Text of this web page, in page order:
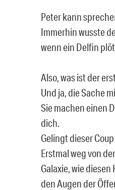
Peter kann
Immerhin wusste
wenn ein Delfin
Also, was ist der
Und ja, die Sache
Sie machen einen
dich.
Gelingt dieser
Erstmal weg von
Galaxie, wie
den Augen der